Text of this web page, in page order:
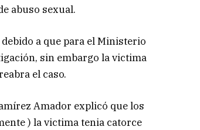
abuso sexual.
a que para el Ministerio
sin embargo la victima
el caso.
Amador explicó que los
) la victima tenia catorce